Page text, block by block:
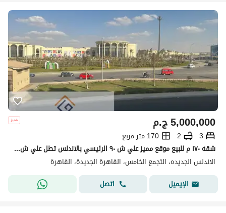
ج.م5,000,000
3
2
170 متر مربع
شقه ١٧٠ م للبيع موقع مميز علي ش ٩٠ الرئيسي بالاندلس تطل علي ش ٩٠ الجنوبي نصف تشطيب
الاندلس الجديده، التجمع الخامس، القاهرة الجديدة، القاهرة
الإيميل
اتصل